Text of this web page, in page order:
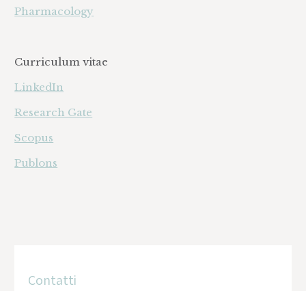
Pharmacology
Curriculum vitae
LinkedIn
Research Gate
Scopus
Publons
Contatti